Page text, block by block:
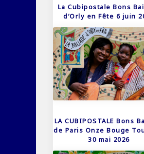
La Cubipostale Bons
d’Orly en Fête 6 juin
LA CUBIPOSTALE Bons
de Paris Onze Bouge
30 mai 2026